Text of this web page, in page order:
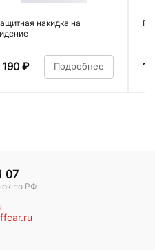
накидка на
190 ₽ Подробнее 1
07
по РФ